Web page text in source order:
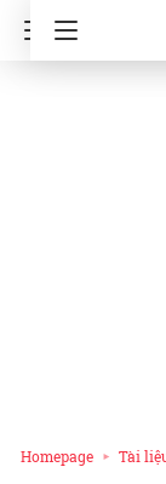
Homepage Tài